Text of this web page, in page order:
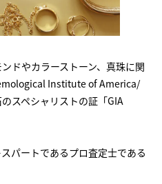
ドやカラーストーン、真珠に関
Institute of America/
スペシャリストの証「GIA
パートであるプロ査定士である